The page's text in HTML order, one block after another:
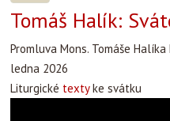
Tomáš Halík:
Promluva Mons. Tomáše
ledna 2026
Liturgické textyke svátku